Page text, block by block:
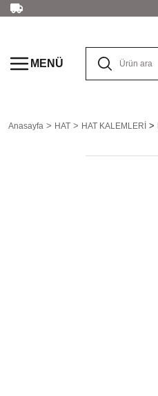
MENÜ
Anasayfa HAT HAT KALEMLERİ